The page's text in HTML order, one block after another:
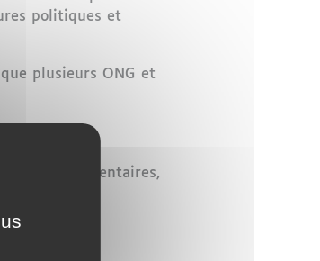
politiques et
plusieurs ONG et
parlementaires,